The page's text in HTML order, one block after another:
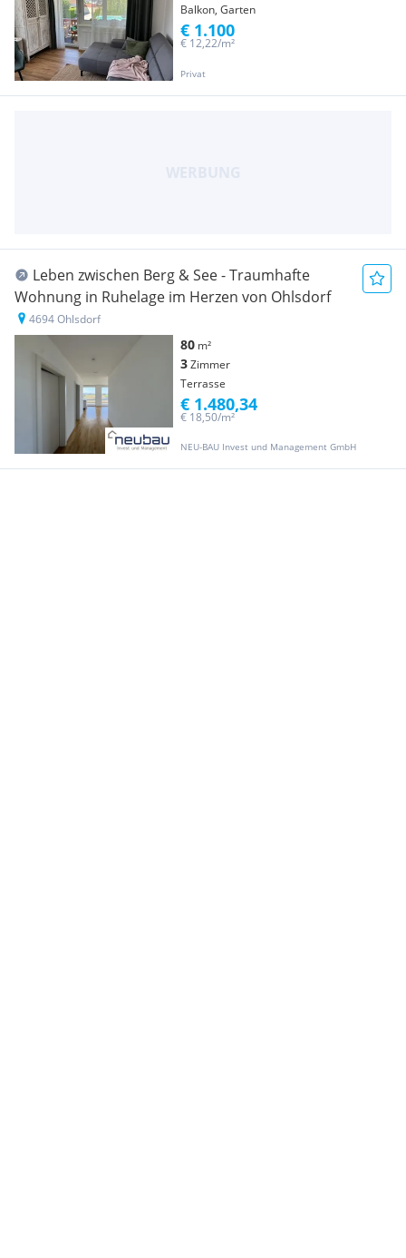
Balkon, Garten
Privat
€ 12,22/m²
€ 1.100
Leben zwischen Berg & See - Traumhafte
Wohnung in Ruhelage im Herzen von Ohlsdorf
4694 Ohlsdorf
80 m²
3Zimmer
Terrasse
NEU-BAU Invest und Management GmbH
€ 18,50/m²
€ 1.480,34